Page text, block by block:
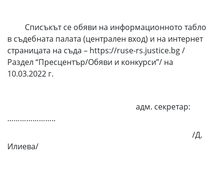
Списъкът се обяви на информационното табло
в съдебната палата (централен вход) и на интернет
страницата на съда – https://ruse-rs.justice.bg /
Раздел “Пресцентър/Обяви и конкурси”/ на
10.03.2022 г.
адм. секретар:
…………………..
/Д.
Илиева/